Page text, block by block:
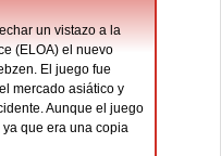
un vistazo a la
(ELOA) el nuevo
El juego fue
mercado asiático y
Aunque el juego
que era una copia